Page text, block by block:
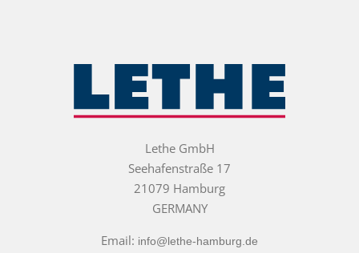
Lethe GmbH
Seehafenstraße 17
21079 Hamburg
GERMANY
Email: info@lethe-hamburg.de